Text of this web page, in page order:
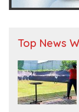
Top News